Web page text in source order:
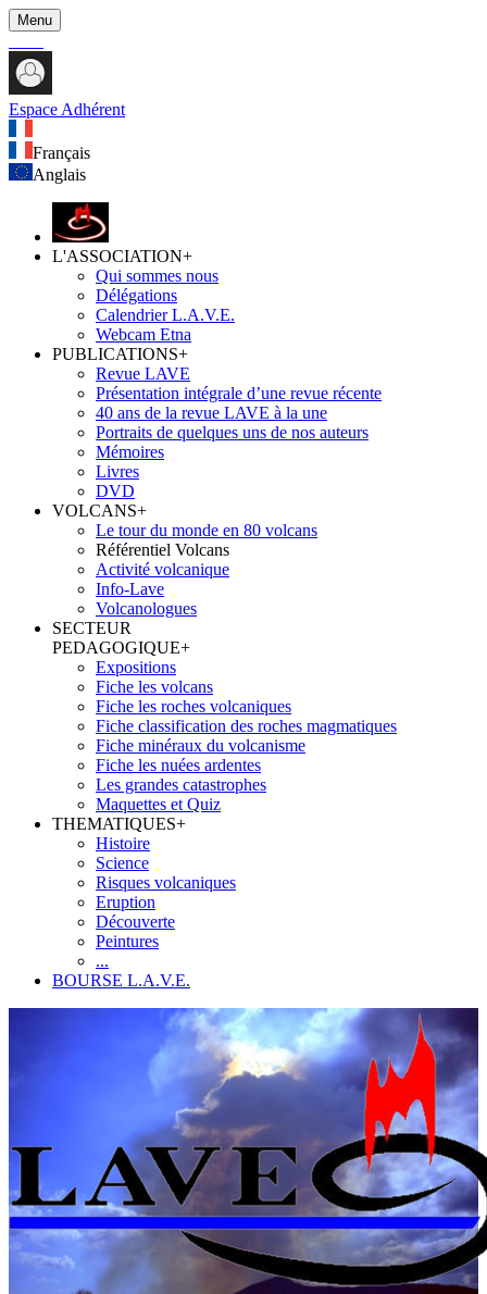
Menu
Espace Adhérent
Français
Anglais
L'ASSOCIATION+
Qui sommes nous
Délégations
Calendrier L.A.V.E.
Webcam Etna
PUBLICATIONS+
Revue LAVE
Présentation intégrale d’une revue récente
40 ans de la revue LAVE à la une
Portraits de quelques uns de nos auteurs
Mémoires
Livres
DVD
VOLCANS+
Le tour du monde en 80 volcans
Référentiel Volcans
Activité volcanique
Info-Lave
Volcanologues
SECTEUR
PEDAGOGIQUE+
Expositions
Fiche les volcans
Fiche les roches volcaniques
Fiche classification des roches magmatiques
Fiche minéraux du volcanisme
Fiche les nuées ardentes
Les grandes catastrophes
Maquettes et Quiz
THEMATIQUES+
Histoire
Science
Risques volcaniques
Eruption
Découverte
Peintures
...
BOURSE L.A.V.E.